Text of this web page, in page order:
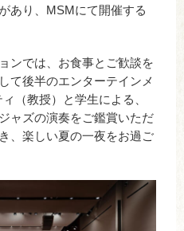
あり、MSMにて開催する
ンでは、お食事とご歓談を
て後半のエンターテインメ
（教授）と学生による、
ャズの演奏をご鑑賞いただ
、楽しい夏の一夜をお過ご